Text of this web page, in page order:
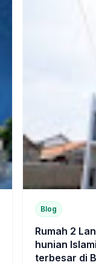
Blog
Rumah 2
hunian
terbesar di